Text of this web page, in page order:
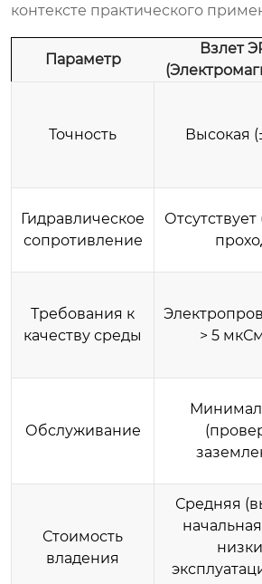
контексте практического
Параметр
Взлет
Точность Высокая
Гидравлическое
сопротивление
Требования к
качеству среды
> 5
Обслуживание
Стоимость
владения
Средняя